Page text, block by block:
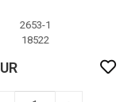
2653-1
18522